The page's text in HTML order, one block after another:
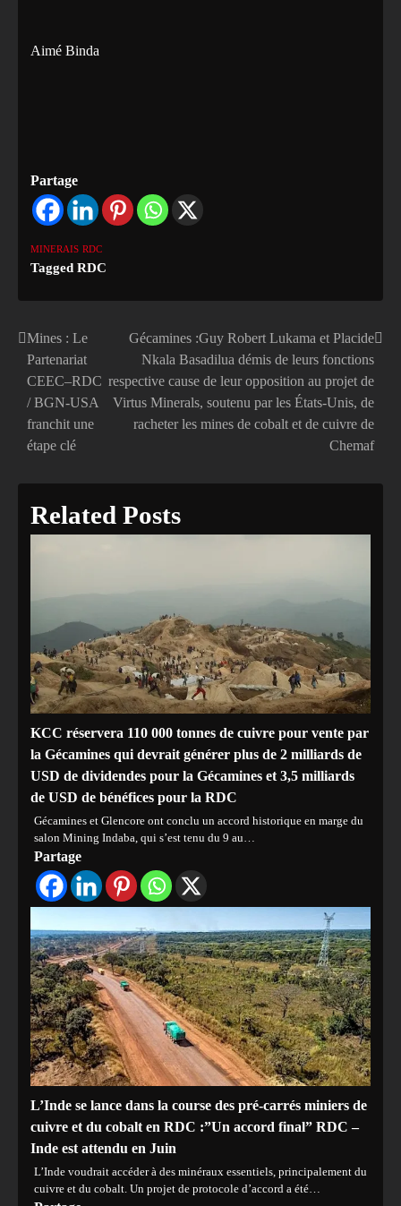
‎Aimé Binda
Partage
MINERAIS RDC
Tagged RDC
Navigation
de
l’article
Mines : Le
Partenariat
CEEC–RDC
/ BGN-USA
franchit une
étape clé
Gécamines :Guy Robert Lukama et Placide
Nkala Basadilua démis de leurs fonctions
respective cause de leur opposition au projet de
Virtus Minerals, soutenu par les États-Unis, de
racheter les mines de cobalt et de cuivre de
Chemaf
Related Posts
KCC réservera 110 000 tonnes de cuivre pour vente par
la Gécamines qui devrait générer plus de 2 milliards de
USD de dividendes pour la Gécamines et 3,5 milliards
de USD de bénéfices pour la RDC
Gécamines et Glencore ont conclu un accord historique en marge du
salon Mining Indaba, qui s’est tenu du 9 au…
Partage
L’Inde se lance dans la course des pré-carrés miniers de
cuivre et du cobalt en RDC :”Un accord final” RDC –
Inde est attendu en Juin
L’Inde voudrait accéder à des minéraux essentiels, principalement du
cuivre et du cobalt. Un projet de protocole d’accord a été…